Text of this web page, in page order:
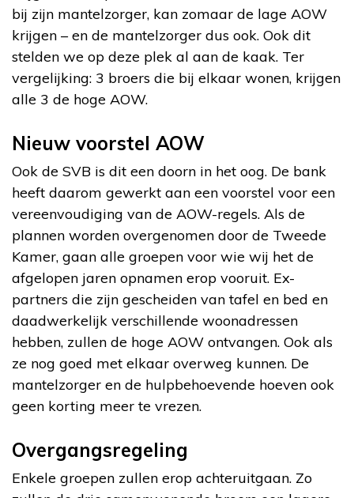
bij zijn mantelzorger, kan zomaar de lage AOW
krijgen – en de mantelzorger dus ook. Ook dit
stelden we op deze plek al aan de kaak. Ter
vergelijking: 3 broers die bij elkaar wonen, krijgen
alle 3 de hoge AOW.
Nieuw voorstel AOW
Ook de SVB is dit een doorn in het oog. De bank
heeft daarom gewerkt aan een voorstel voor een
vereenvoudiging van de AOW-regels. Als de
plannen worden overgenomen door de Tweede
Kamer, gaan alle groepen voor wie wij het de
afgelopen jaren opnamen erop vooruit. Ex-
partners die zijn gescheiden van tafel en bed en
daadwerkelijk verschillende woonadressen
hebben, zullen de hoge AOW ontvangen. Ook als
ze nog goed met elkaar overweg kunnen. De
mantelzorger en de hulpbehoevende hoeven ook
geen korting meer te vrezen.
Overgangsregeling
Enkele groepen zullen erop achteruitgaan. Zo